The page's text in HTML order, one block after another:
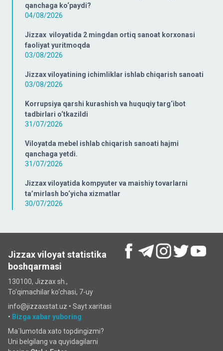
qanchaga ko‘paydi?
04/08/2026
Jizzax viloyatida 2 mingdan ortiq sanoat korxonasi
faoliyat yuritmoqda
03/08/2026
Jizzax viloyatining ichimliklar ishlab chiqarish sanoati
03/08/2026
Korrupsiya qarshi kurashish va huquqiy targ‘ibot
tadbirlari o‘tkazildi
31/07/2026
Viloyatda mebel ishlab chiqarish sanoati hajmi
qanchaga yetdi.
31/07/2026
Jizzax viloyatida kompyuter va maishiy tovarlarni
ta’mirlash bo‘yicha xizmatlar
30/07/2026
Jizzax viloyat statistika
boshqarmasi
130100, Jizzax sh.,
To'qimachilar ko‘chаsi, 7-uy
info@jizzaxstat.uz • Sayt xaritasi
• Bizga xabar yuboring
Ma`lumotda xato topdingizmi?
Uni belgilang va quyidagilarni